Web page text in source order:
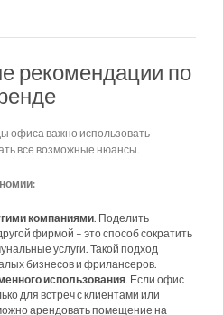
рекомендации по
офиса важно использовать
все возможные нюансы.
компаниями. Поделить
фирмой – это способ сократить
услуги. Такой подход
бизнесов и фрилансеров.
использования. Если офис
для встреч с клиентами или
арендовать помещение на